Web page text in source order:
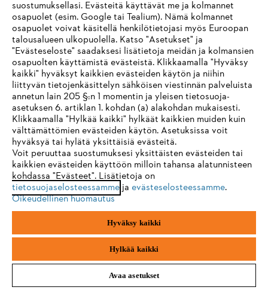
Alkaen
11,29 €
Perushinta per kg141,13 €
Vertaa
IHR BROWSER WIRD NICHT
UNTERSTÜTZT
Sie nutzen einen Browser, den wir noch nicht unterstützen. Für
eine optimale Nutzung unserer Seite empfehlen wir Ihnen, zu
einem der folgenden Browser zu wechseln:
Firefox Chrome
suostumuksellasi. Evästeitä käyttävät me ja kolmannet
osapuolet (esim. Google tai Tealium). Nämä kolmannet
osapuolet voivat käsitellä henkilötietojasi myös Euroopan
talousalueen ulkopuolella. Katso "Asetukset" ja
"Evästeseloste" saadaksesi lisätietoja meidän ja kolmansien
osapuolten käyttämistä evästeistä. Klikkaamalla "Hyväksy
kaikki" hyväksyt kaikkien evästeiden käytön ja niihin
liittyvän tietojenkäsittelyn sähköisen viestinnän palveluista
annetun lain 205 §:n 1 momentin ja yleisen tietosuoja-
asetuksen 6. artiklan 1. kohdan (a) alakohdan mukaisesti.
Klikkaamalla "Hylkää kaikki" hylkäät kaikkien muiden kuin
välttämättömien evästeiden käytön. Asetuksissa voit
hyväksyä tai hylätä yksittäisiä evästeitä.
Voit peruuttaa suostumuksesi yksittäisten evästeiden tai
kaikkien evästeiden käyttöön milloin tahansa alatunnisteen
kohdassa "Evästeet". Lisätietoja on
tietosuojaselosteessammeja evästeselosteessamme.
Oikeudellinen huomautus
Hyväksy kaikki
Hylkää kaikki
Avaa asetukset